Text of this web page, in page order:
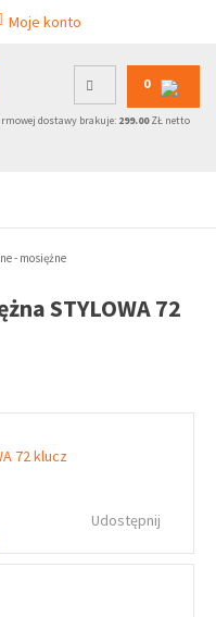
Moje konto
0
dostawy brakuje: 299.00ZŁ netto
- mosiężne
STYLOWA 72
Udostępnij